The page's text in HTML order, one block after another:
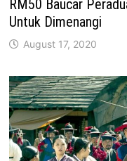
RM50 Baucar
Untuk Dimenangi
August 17, 2020